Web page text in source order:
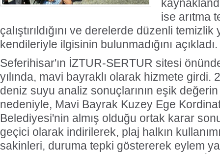
ise arıtma
çalıştırıldığını ve derelerde düzenli temizlik
kendileriyle ilgisinin bulunmadığını açıkladı.
Seferihisar'ın İZTUR-SERTUR sitesi
yılında, mavi bayraklı olarak hizmete girdi.
deniz suyu analiz sonuçlarının eşik değerin
nedeniyle, Mavi Bayrak Kuzey Ege
Belediyesi'nin almış olduğu ortak karar
geçici olarak indirilerek, plaj halkın
sakinleri, duruma tepki göstererek eylem